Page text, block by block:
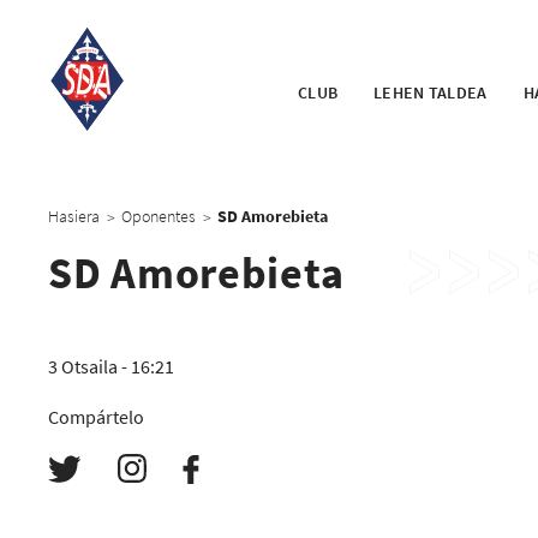
CLUB LEHEN TALDEA
Hasiera > Oponentes > SD Amorebieta
SD Amorebieta
3 Otsaila - 16:21
Compártelo